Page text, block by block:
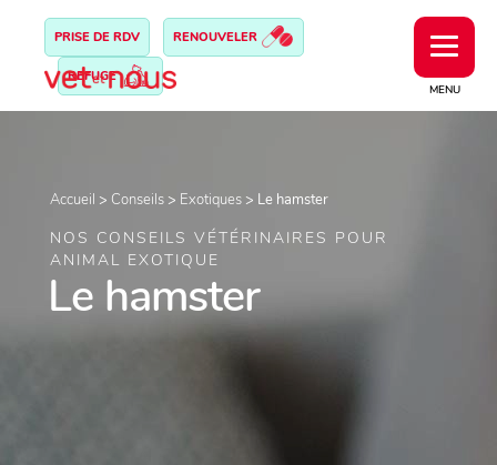
MENU
PRISE DE RDV RENOUVELER
REFUGE
Accueil > Conseils > Exotiques > Le hamster
NOS CONSEILS VÉTÉRINAIRES POUR
ANIMAL EXOTIQUE
Le hamster